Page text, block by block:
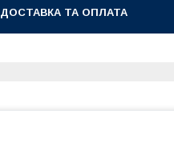
ДОСТАВКА ТА ОПЛАТА